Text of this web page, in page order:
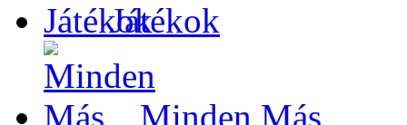
Játékok
Minden Más